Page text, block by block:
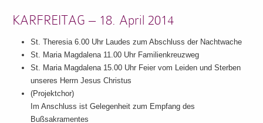
KARFREITAG – 18. April 2014
St. Theresia 6.00 Uhr Laudes zum Abschluss der Nachtwache
St. Maria Magdalena 11.00 Uhr Familienkreuzweg
St. Maria Magdalena 15.00 Uhr Feier vom Leiden und Sterben
unseres Herrn Jesus Christus
(Projektchor)
Im Anschluss ist Gelegenheit zum Empfang des
Bußsakramentes